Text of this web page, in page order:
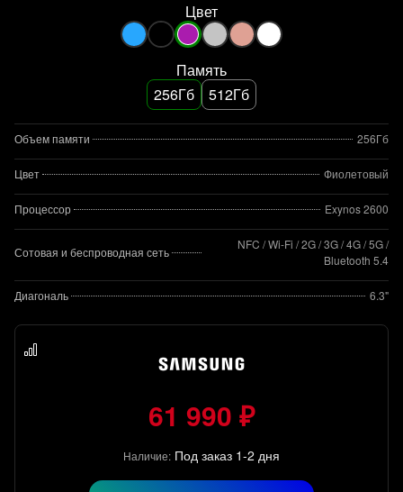
Цвет
Память
256Гб
512Гб
Объем памяти 256Гб
Цвет Фиолетовый
Процессор Exynos 2600
Сотовая и беспроводная сеть
NFC / Wi-Fi / 2G / 3G / 4G / 5G /
Bluetooth 5.4
Диагональ 6.3"
61 990 ₽
Наличие: Под заказ 1-2 дня